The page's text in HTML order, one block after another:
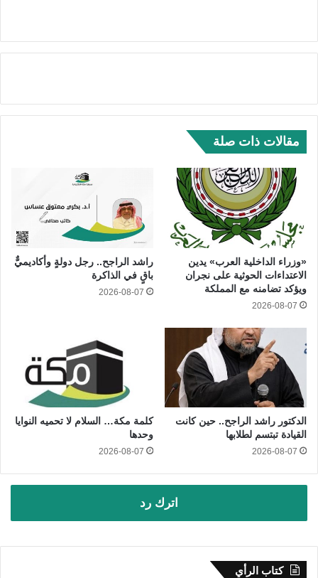
مقالات ذات صلة
«وزراء الداخلية العرب» يدين
الاعتداءات الحوثية على نجران
ويؤكد تضامنه مع المملكة
2026-08-07
راشد الراجح.. رجل دولةٍ وأكاديميٌّ
باقٍ في الذاكرة
2026-08-07
الدكتور راشد الراجح.. حين كانت
القيادة تبتسم لطلابها
2026-08-07
كلمة مكة… السلام لا تحميه النوايا
وحدها
2026-08-07
اترك رد
كتاب الرأي